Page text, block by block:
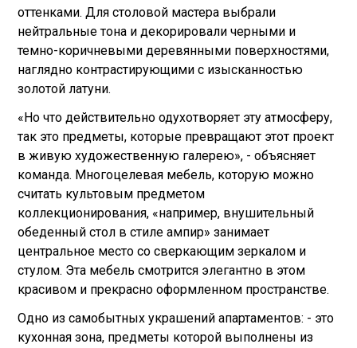
оттенками. Для столовой мастера выбрали
нейтральные тона и декорировали черными и
темно-коричневыми деревянными поверхностями,
наглядно контрастирующими с изысканностью
золотой латуни.
«Но что действительно одухотворяет эту атмосферу,
так это предметы, которые превращают этот проект
в живую художественную галерею», - объясняет
команда. Многоцелевая мебель, которую можно
считать культовым предметом
коллекционирования, «например, внушительный
обеденный стол в стиле ампир» занимает
центральное место со сверкающим зеркалом и
стулом. Эта мебель смотрится элегантно в этом
красивом и прекрасно оформленном пространстве.
Одно из самобытных украшений апартаментов: - это
кухонная зона, предметы которой выполнены из